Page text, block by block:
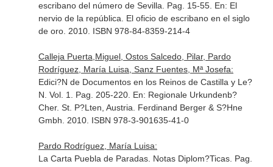
escribano del número de Sevilla. Pag. 15-55. En: El
nervio de la república. El oficio de escribano en el siglo
de oro. 2010. ISBN 978-84-8359-214-4
Calleja Puerta,Miguel, Ostos Salcedo, Pilar, Pardo
Rodríguez, María Luisa, Sanz Fuentes, Mª Josefa:
Edici?N de Documentos en los Reinos de Castilla y Le?
N. Vol. 1. Pag. 205-220. En: Regionale Urkundenb?
Cher. St. P?Lten, Austria. Ferdinand Berger & S?Hne
Gmbh. 2010. ISBN 978-3-901635-41-0
Pardo Rodríguez, María Luisa:
La Carta Puebla de Paradas. Notas Diplom?Ticas. Pag.